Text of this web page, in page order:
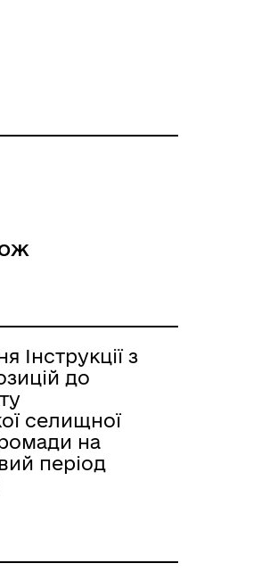
Інструкції з
до
селищної
на
період